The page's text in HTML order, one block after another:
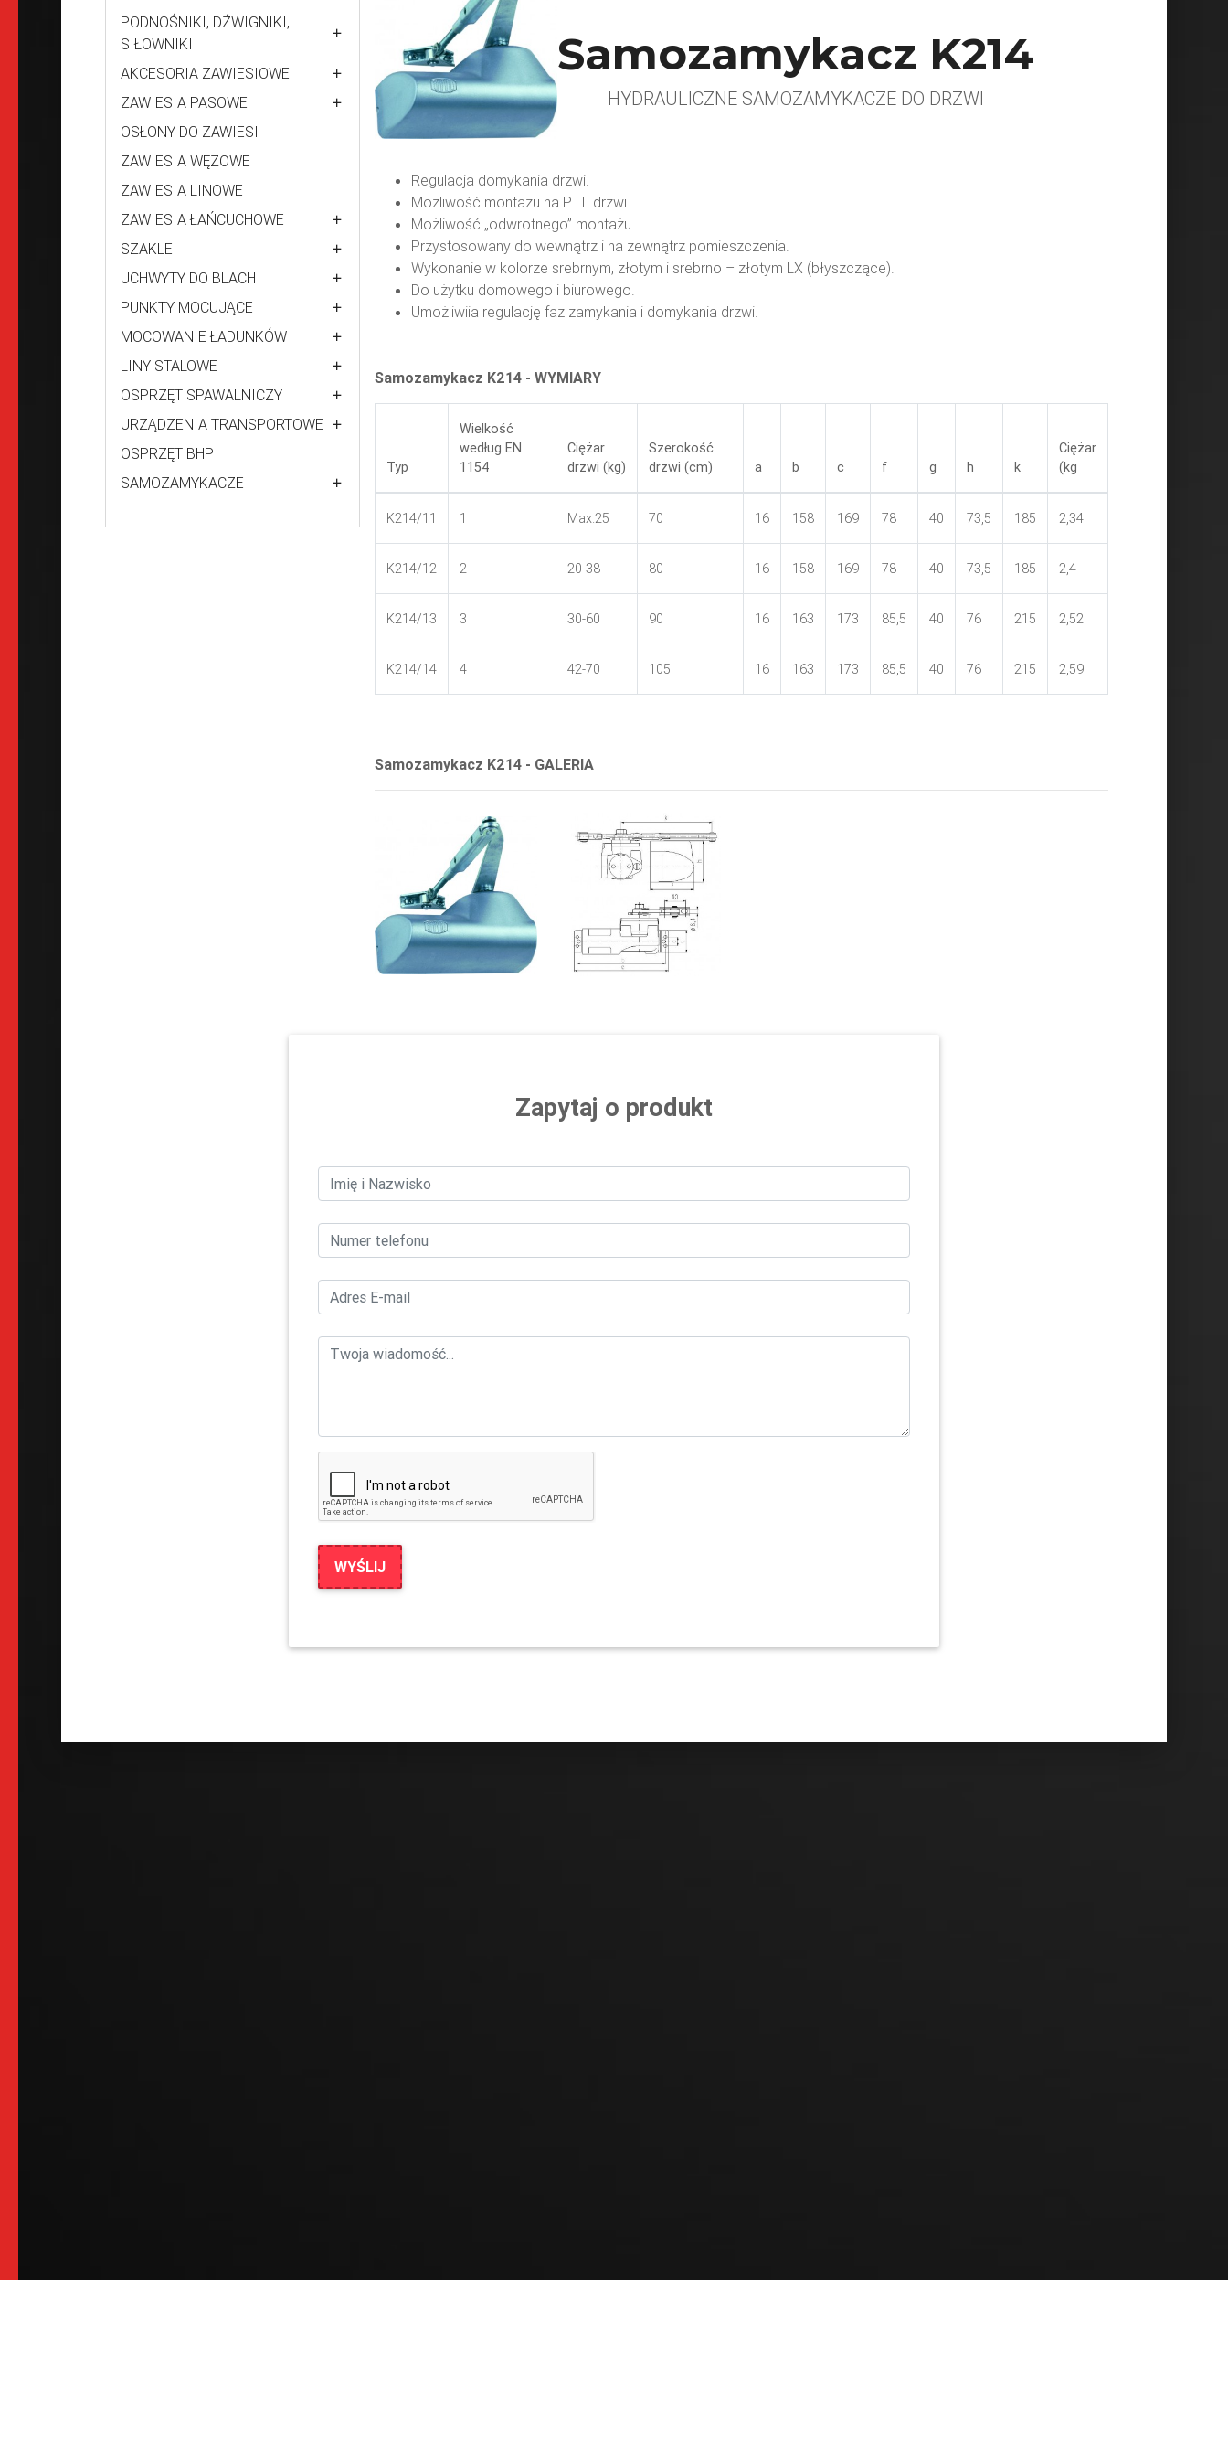
PODNOŚNIKI, DŹWIGNIKI,
SIŁOWNIKI
AKCESORIA ZAWIESIOWE
ZAWIESIA PASOWE
OSŁONY DO ZAWIESI
ZAWIESIA WĘŻOWE
ZAWIESIA LINOWE
ZAWIESIA ŁAŃCUCHOWE
SZAKLE
UCHWYTY DO BLACH
PUNKTY MOCUJĄCE
MOCOWANIE ŁADUNKÓW
LINY STALOWE
OSPRZĘT SPAWALNICZY
URZĄDZENIA TRANSPORTOWE
OSPRZĘT BHP
SAMOZAMYKACZE
Samozamykacz K214
HYDRAULICZNE SAMOZAMYKACZE DO DRZWI
Regulacja domykania drzwi.
Możliwość montażu na P i L drzwi.
Możliwość „odwrotnego” montażu.
Przystosowany do wewnątrz i na zewnątrz pomieszczenia.
Wykonanie w kolorze srebrnym, złotym i srebrno – złotym LX (błyszczące).
Do użytku domowego i biurowego.
Umożliwiia regulację faz zamykania i domykania drzwi.
Samozamykacz K214 - WYMIARY
Typ
Wielkość
według EN
1154
Ciężar
drzwi (kg)
Szerokość
drzwi (cm)
a b c f g h k
Ciężar
(kg
K214/11 1 Max.25 70 16 158 169 78 40 73,5 185 2,34
K214/12 2 20-38 80 16 158 169 78 40 73,5 185 2,4
K214/13 3 30-60 90 16 163 173 85,5 40 76 215 2,52
K214/14 4 42-70 105 16 163 173 85,5 40 76 215 2,59
Samozamykacz K214 - GALERIA
Zapytaj o produkt